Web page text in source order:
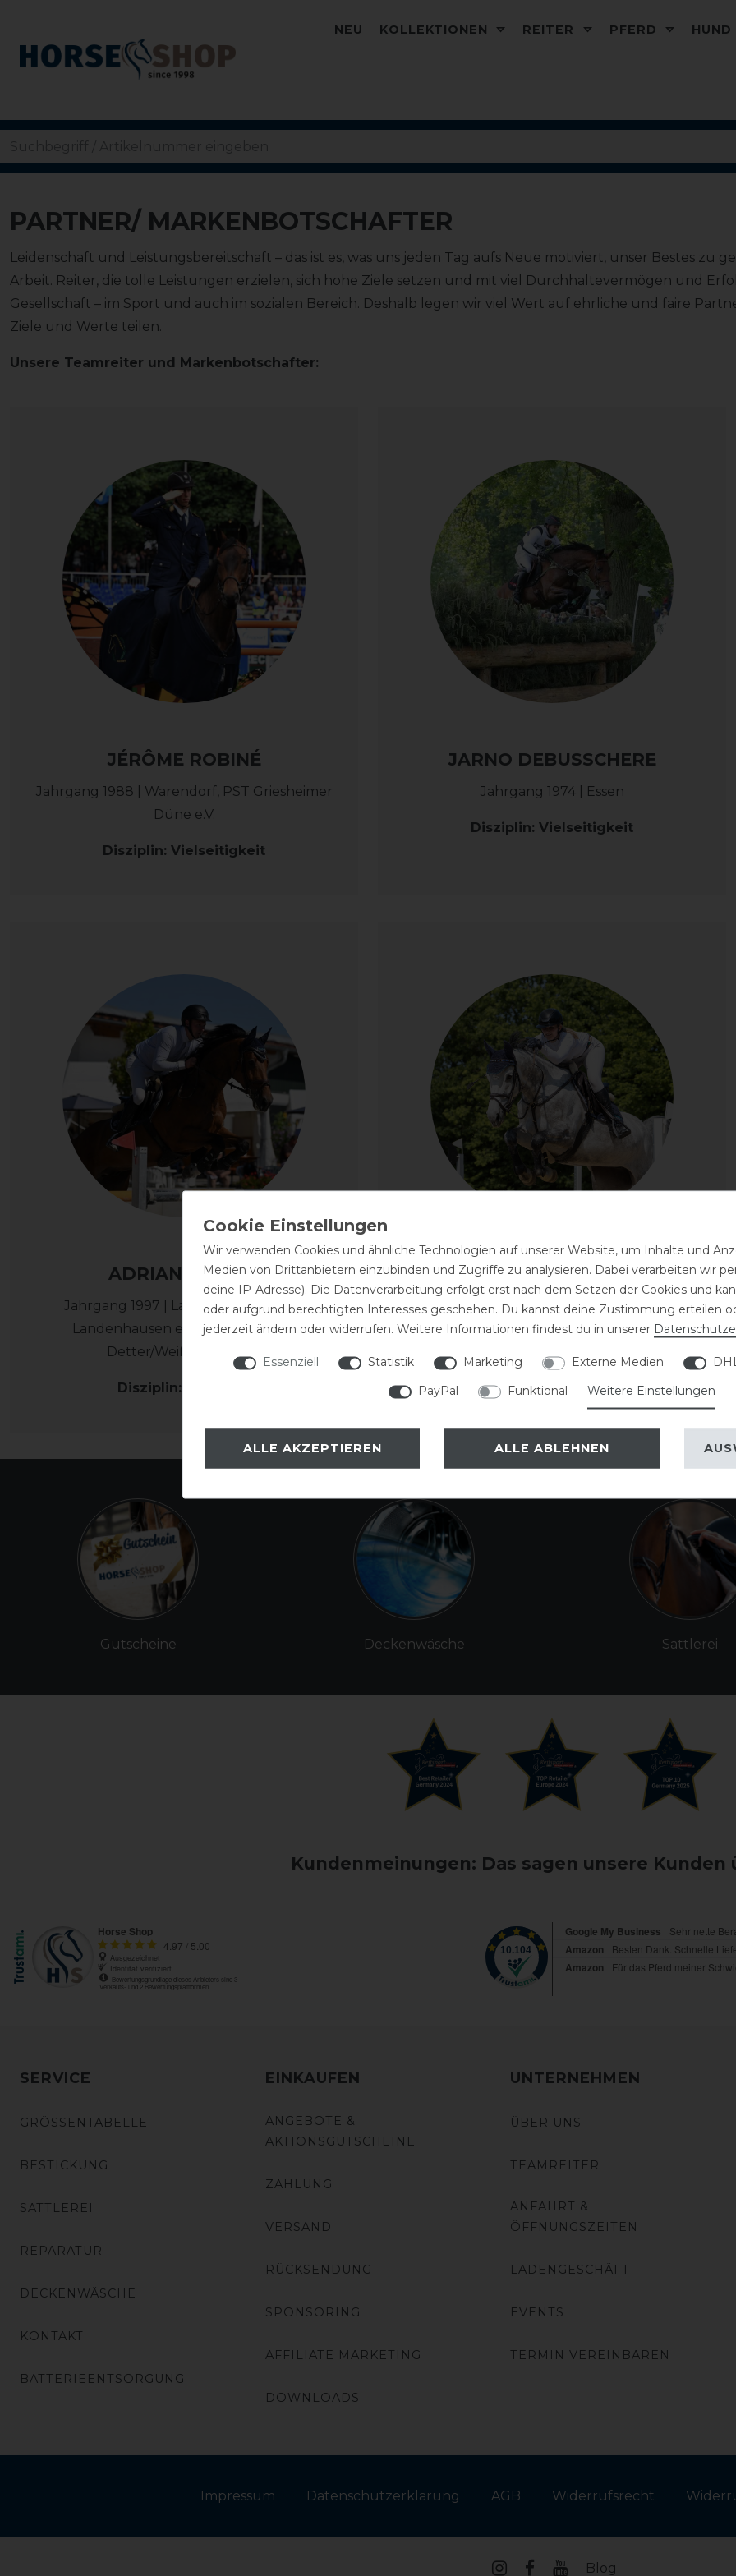
NEU KOLLEKTIONEN REITER PFERD HUND
PARTNER/ MARKENBOTSCHAFTER
Leidenschaft und Leistungsbereitschaft – das ist es, was uns jeden Tag aufs Neue motiviert, unser Bestes zu
Arbeit. Reiter, die tolle Leistungen erzielen, sich hohe Ziele setzen und mit viel Durchhaltevermögen und
Gesellschaft – im Sport und auch im sozialen Bereich. Deshalb legen wir viel Wert auf ehrliche und faire
Ziele und Werte teilen.
Unsere Teamreiter und Markenbotschafter:
JÉRÔME ROBINÉ
Jahrgang 1988 | Warendorf, PST Griesheimer
Düne e.V.
Disziplin: Vielseitigkeit
JARNO DEBUSSCHERE
Jahrgang 1974 | Essen
Disziplin: Vielseitigkeit
ADRIAN KELLER
Jahrgang 1997 | Landenhausen, RuF
Landenhausen e.V., RSG RH Rhön,
Detter/Weißenbach e.V.
Disziplin: Springen
VANESSA STRUBE
Jahrgang 1995 | Landenhausen, RuF
Landenhausen e.V., RC Küps e.V.
Disziplin: Springen
Gutscheine Deckenwäsche Sattlerei
Kundenmeinungen: Das sagen unsere Kunden
SERVICE
GRÖSSENTABELLE
BESTICKUNG
SATTLEREI
REPARATUR
DECKENWÄSCHE
KONTAKT
BATTERIEENTSORGUNG
EINKAUFEN
ANGEBOTE &
AKTIONSGUTSCHEINE
ZAHLUNG
VERSAND
RÜCKSENDUNG
SPONSORING
AFFILIATE MARKETING
DOWNLOADS
UNTERNEHMEN
ÜBER UNS
TEAMREITER
ANFAHRT &
ÖFFNUNGSZEITEN
LADENGESCHÄFT
EVENTS
TERMIN VEREINBAREN
Impressum Daten­schutz­erklärung AGB Widerrufs­recht
Blog
Wir verwenden Cookies und ähnliche Technologien auf unserer Website, um Inhalte und
Medien von Drittanbietern einzubinden und Zugriffe zu analysieren. Dabei verarbeiten wir
deine IP-Adresse). Die Datenverarbeitung erfolgt erst nach dem Setzen der Cookies und
oder aufgrund berechtigten Interesses geschehen. Du kannst deine Zustimmung erteilen
jederzeit ändern oder widerrufen. Weitere Informationen findest du in unserer
Essenziell Statistik Marketing Externe Medien
PayPal
Funktional Weitere Einstellungen
ALLE AKZEPTIEREN ALLE ABLEHNEN